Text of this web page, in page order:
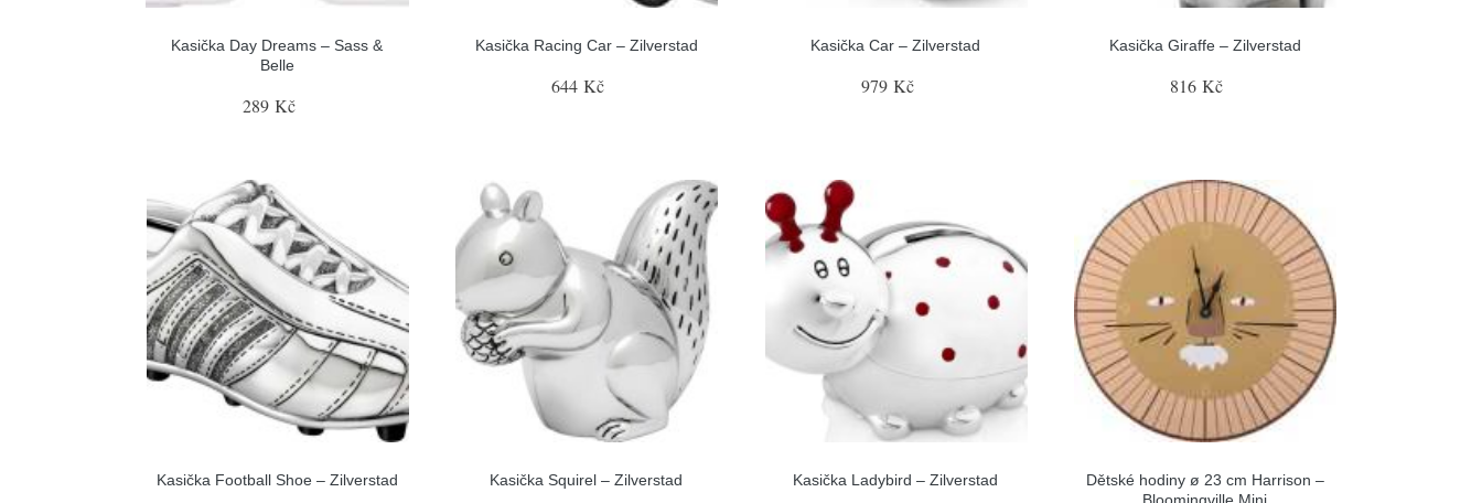
Kasička Day Dreams – Sass &
Belle
289 Kč
Kasička Racing Car – Zilverstad
644 Kč
Kasička Car – Zilverstad
979 Kč
Kasička Giraffe – Zilverstad
816 Kč
Kasička Football Shoe – Zilverstad Kasička Squirel – Zilverstad Kasička Ladybird – Zilverstad
Dětské hodiny ø 23 cm Harrison –